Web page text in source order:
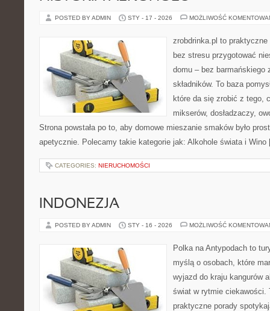
POSTED BY ADMIN STY - 17 - 2026 MOŻLIWOŚĆ
zrobdrinka.pl to
bez stresu przygotować
domu – bez barmańskiego
składników. To baza
które da się zrobić z tego,
mikserów, dosładzaczy,
Strona powstała po to, aby domowe mieszanie smaków było
apetycznie. Polecamy takie kategorie jak: Alkohole świata i
CATEGORIES: NIERUCHOMOŚCI
INDONEZJA
POSTED BY ADMIN STY - 16 - 2026 MOŻLIWOŚĆ
Polka na Antypodach to
myślą o osobach, które
wyjazd do kraju kangurów
świat w rytmie ciekawości.
praktyczne porady